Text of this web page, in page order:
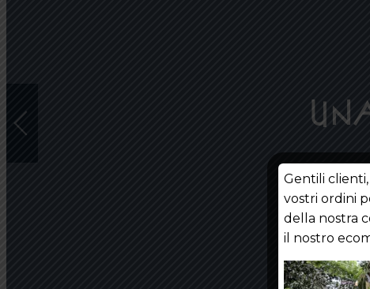
Gentili
vostri ordini
della nostra
il nostro